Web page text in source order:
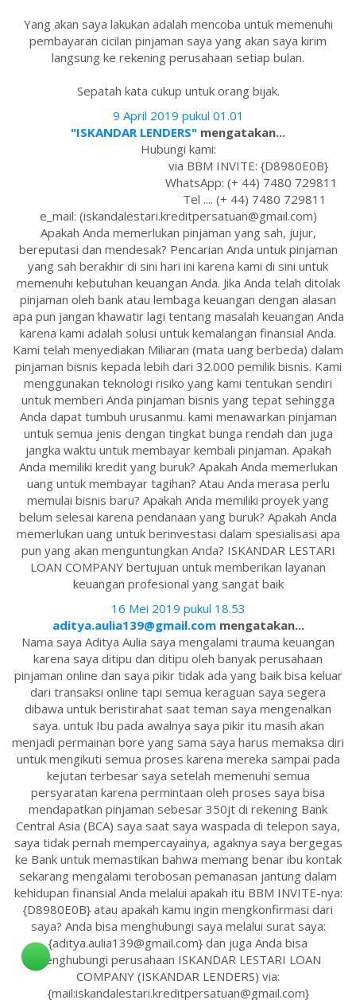
Yang akan saya lakukan adalah mencoba untuk memenuhi
pembayaran cicilan pinjaman saya yang akan saya kirim
langsung ke rekening perusahaan setiap bulan.
Sepatah kata cukup untuk orang bijak.
9 April 2019 pukul 01.01
"ISKANDAR LENDERS" mengatakan...
Hubungi kami:
via BBM INVITE: {D8980E0B}
WhatsApp: (+ 44) 7480 729811
Tel .... (+ 44) 7480 729811
e_mail: (iskandalestari.kreditpersatuan@gmail.com)
Apakah Anda memerlukan pinjaman yang sah, jujur,
bereputasi dan mendesak? Pencarian Anda untuk pinjaman
yang sah berakhir di sini hari ini karena kami di sini untuk
memenuhi kebutuhan keuangan Anda. Jika Anda telah ditolak
pinjaman oleh bank atau lembaga keuangan dengan alasan
apa pun jangan khawatir lagi tentang masalah keuangan Anda
karena kami adalah solusi untuk kemalangan finansial Anda.
Kami telah menyediakan Miliaran (mata uang berbeda) dalam
pinjaman bisnis kepada lebih dari 32.000 pemilik bisnis. Kami
menggunakan teknologi risiko yang kami tentukan sendiri
untuk memberi Anda pinjaman bisnis yang tepat sehingga
Anda dapat tumbuh urusanmu. kami menawarkan pinjaman
untuk semua jenis dengan tingkat bunga rendah dan juga
jangka waktu untuk membayar kembali pinjaman. Apakah
Anda memiliki kredit yang buruk? Apakah Anda memerlukan
uang untuk membayar tagihan? Atau Anda merasa perlu
memulai bisnis baru? Apakah Anda memiliki proyek yang
belum selesai karena pendanaan yang buruk? Apakah Anda
memerlukan uang untuk berinvestasi dalam spesialisasi apa
pun yang akan menguntungkan Anda? ISKANDAR LESTARI
LOAN COMPANY bertujuan untuk memberikan layanan
keuangan profesional yang sangat baik
16 Mei 2019 pukul 18.53
aditya.aulia139@gmail.commengatakan...
Nama saya Aditya Aulia saya mengalami trauma keuangan
karena saya ditipu dan ditipu oleh banyak perusahaan
pinjaman online dan saya pikir tidak ada yang baik bisa keluar
dari transaksi online tapi semua keraguan saya segera
dibawa untuk beristirahat saat teman saya mengenalkan
saya. untuk Ibu pada awalnya saya pikir itu masih akan
menjadi permainan bore yang sama saya harus memaksa diri
untuk mengikuti semua proses karena mereka sampai pada
kejutan terbesar saya setelah memenuhi semua
persyaratan karena permintaan oleh proses saya bisa
mendapatkan pinjaman sebesar 350jt di rekening Bank
Central Asia (BCA) saya saat saya waspada di telepon saya,
saya tidak pernah mempercayainya, agaknya saya bergegas
ke Bank untuk memastikan bahwa memang benar ibu kontak
sekarang mengalami terobosan pemanasan jantung dalam
kehidupan finansial Anda melalui apakah itu BBM INVITE-nya:
{D8980E0B} atau apakah kamu ingin mengkonfirmasi dari
saya? Anda bisa menghubungi saya melalui surat saya:
{aditya.aulia139@gmail.com} dan juga Anda bisa
menghubungi perusahaan ISKANDAR LESTARI LOAN
COMPANY (ISKANDAR LENDERS) via:
{mail:iskandalestari.kreditpersatuan@gmail.com}